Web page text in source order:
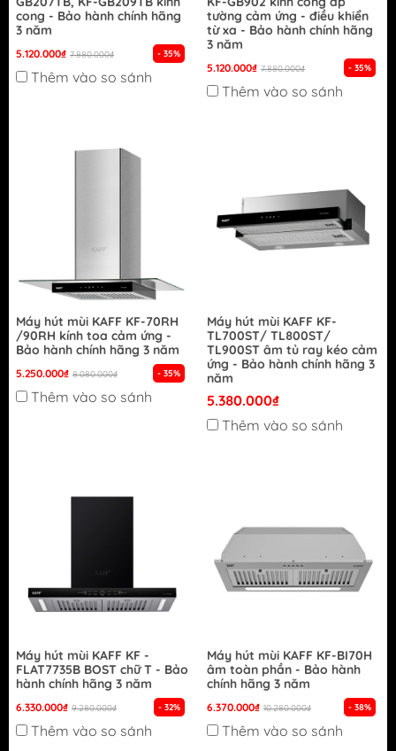
cong - Bảo hành chính hãng
3 năm
5.120.000₫ 7.880.000₫ - 35%
Thêm vào so sánh
tường cảm ứng - điều khiển
từ xa - Bảo hành chính hãng
3 năm
5.120.000₫ 7.880.000₫ - 35%
Thêm vào so sánh
Máy hút mùi KAFF KF-70RH
/90RH kính toa cảm ứng -
Bảo hành chính hãng 3 năm
5.250.000₫ 8.080.000₫ - 35%
Thêm vào so sánh
Máy hút mùi KAFF KF-
TL700ST/ TL800ST/
TL900ST âm tủ ray kéo cảm
ứng - Bảo hành chính hãng 3
năm
5.380.000₫
Thêm vào so sánh
Máy hút mùi KAFF KF -
FLAT7735B BOST chữ T - Bảo
hành chính hãng 3 năm
6.330.000₫ 9.280.000₫ - 32%
Thêm vào so sánh
Máy hút mùi KAFF KF-BI70H
âm toàn phần - Bảo hành
chính hãng 3 năm
6.370.000₫ 10.280.000₫ - 38%
Thêm vào so sánh